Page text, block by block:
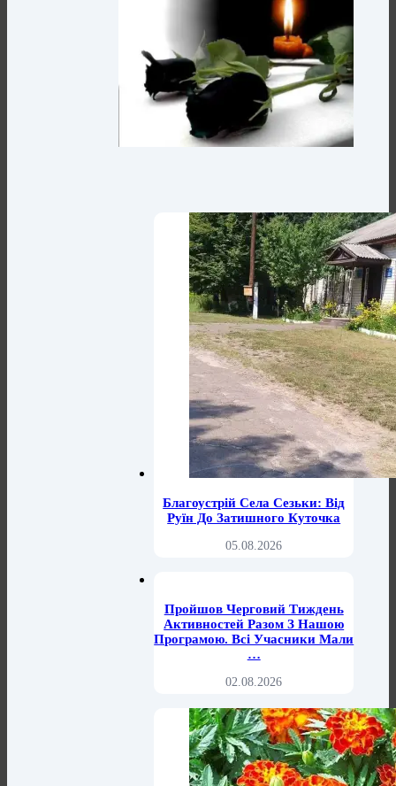
Благоустрій Села Сезьки: Від
Руїн До Затишного Куточка
05.08.2026
Пройшов Черговий Тиждень
Активностей Разом З Нашою
Програмою. Всі Учасники Мали
…
02.08.2026